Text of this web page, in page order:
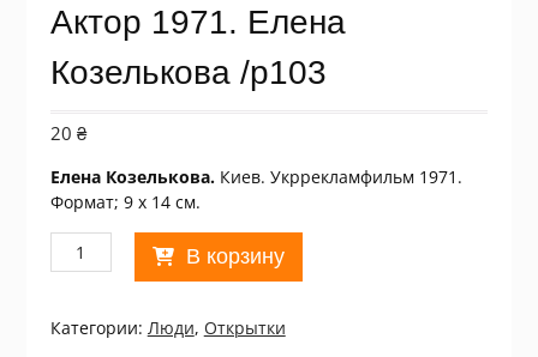
Актор 1971. Елена
Козелькова /p103
20 ₴
Елена Козелькова. Киев. Укррекламфильм 1971.
Формат; 9 х 14 см.
Количество
товара
1971.
В корзину
Категории: Люди, Открытки